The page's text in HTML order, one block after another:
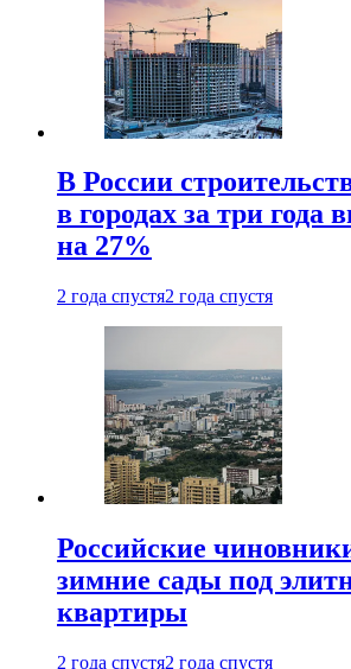
В России
в городах за три года
на 27%
2 года спустя2 года спустя
Российские
зимние сады под
квартиры
2 года спустя2 года спустя